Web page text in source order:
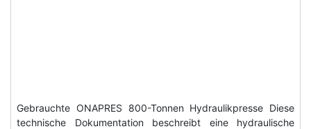
Gebrauchte ONAPRES 800-Tonnen Hydraulikpresse Diese
technische Dokumentation beschreibt eine hydraulische